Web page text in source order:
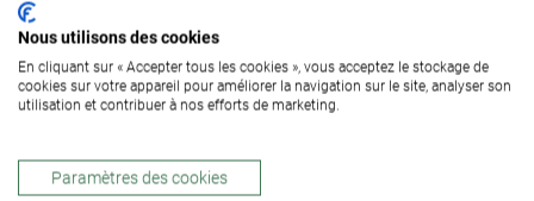
Nous utilisons des cookies
En cliquant sur « Accepter tous les cookies », vous acceptez le stockage de
cookies sur votre appareil pour améliorer la navigation sur le site, analyser son
utilisation et contribuer à nos efforts de marketing.
Paramètres des cookies